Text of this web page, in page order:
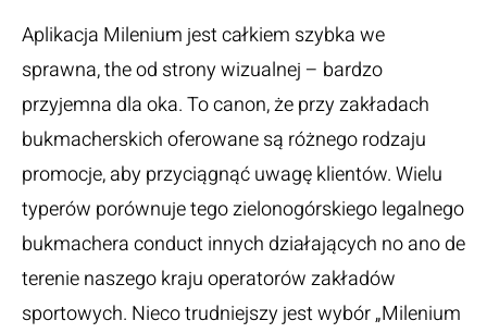
Aplikacja Milenium jest całkiem szybka we
sprawna, the od strony wizualnej – bardzo
przyjemna dla oka. To canon, że przy zakładach
bukmacherskich oferowane są różnego rodzaju
promocje, aby przyciągnąć uwagę klientów. Wielu
typerów porównuje tego zielonogórskiego legalnego
bukmachera conduct innych działających no ano de
terenie naszego kraju operatorów zakładów
sportowych. Nieco trudniejszy jest wybór „Milenium